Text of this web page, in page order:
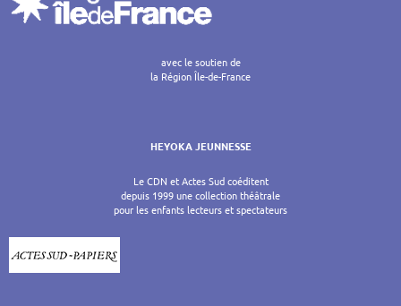
avec le soutien de
la Région Île-de-France
HEYOKA JEUNNESSE
Le CDN et Actes Sud coéditent
depuis 1999 une collection théâtrale
pour les enfants lecteurs et spectateurs